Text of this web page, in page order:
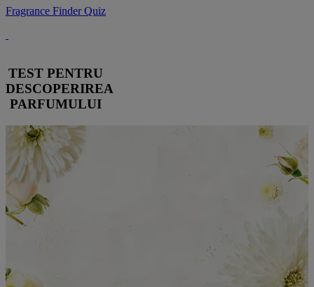
Fragrance Finder Quiz
TEST PENTRU
DESCOPERIREA
PARFUMULUI